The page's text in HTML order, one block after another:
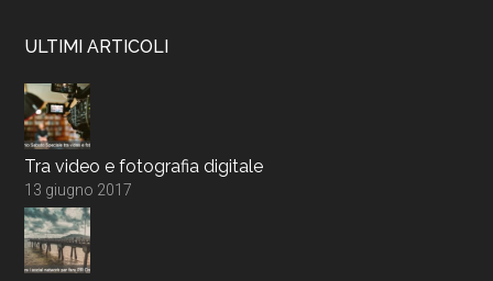
ULTIMI ARTICOLI
Tra video e fotografia digitale
13 giugno 2017